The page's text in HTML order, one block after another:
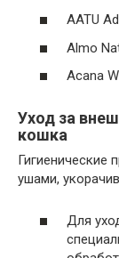
AATU
Almo
Acana
Уход за
кошка
Гигиенические
ушами,
Для